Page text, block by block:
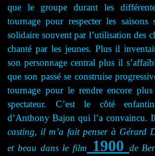
que le groupe durant les
tournage pour respecter les saisons
solidaire souvent par l’utilisation des
chanté par les jeunes. Plus il
son personnage central plus il
que son passé se construise
tournage pour le rendre encore
spectateur. C’est le côté
d’Anthony Bajon qui l’a
casting, il m’a fait penser à Gérard
et beau dans le film
1900 de